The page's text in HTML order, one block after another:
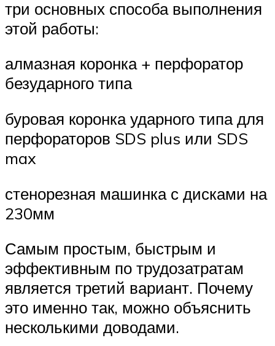
три основных способа выполнения
этой работы:
алмазная коронка + перфоратор
безударного типа
буровая коронка ударного типа для
перфораторов SDS plus или SDS
max
стенорезная машинка с дисками на
230мм
Самым простым, быстрым и
эффективным по трудозатратам
является третий вариант. Почему
это именно так, можно объяснить
несколькими доводами.